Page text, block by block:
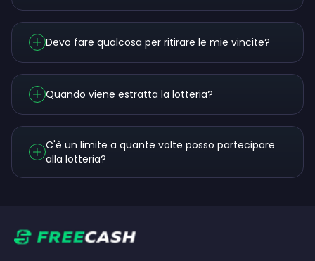
Devo fare qualcosa per ritirare le mie vincite?
Quando viene estratta la lotteria?
C'è un limite a quante volte posso partecipare
alla lotteria?